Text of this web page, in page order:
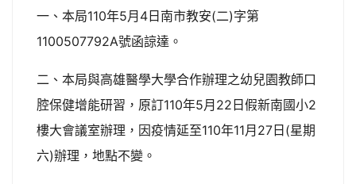
一、本局110年5月4日南市教安(二)字第
1100507792A號函諒達。
二、本局與高雄醫學大學合作辦理之幼兒園教師口
腔保健增能研習，原訂110年5月22日假新南國小2
樓大會議室辦理，因疫情延至110年11月27日(星期
六)辦理，地點不變。